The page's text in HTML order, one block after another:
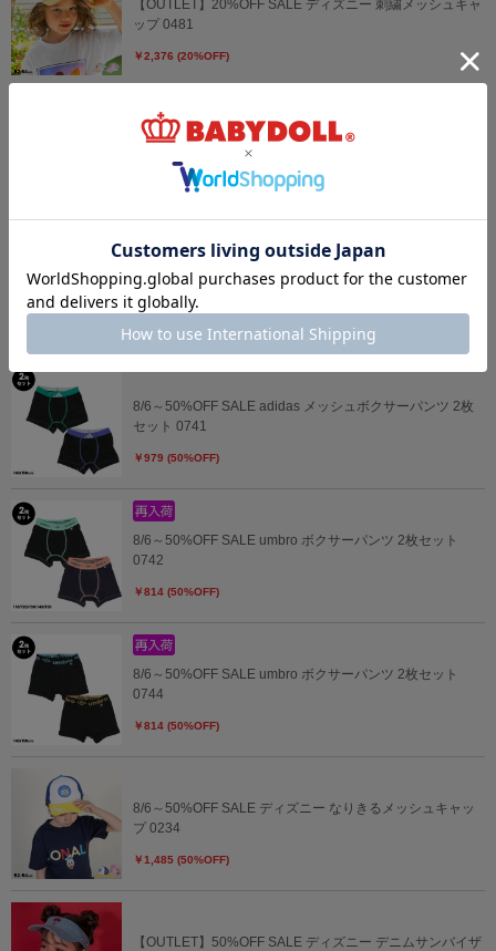
【OUTLET】20%OFF SALE ディズニー 刺繍メッシュキャ
ップ 0481
￥2,376 (20%OFF)
8/6～50%OFF SALE adidas ボクサーパンツ 2枚セット
￥979 (50%OFF)
8/6～50%OFF SALE adidas ボクサーパンツ 2枚セット
0740
8/6～50%OFF SALE adidas メッシュボクサーパンツ 2枚
セット 0741
￥979 (50%OFF)
8/6～50%OFF SALE umbro ボクサーパンツ 2枚セット
0742
￥814 (50%OFF)
8/6～50%OFF SALE umbro ボクサーパンツ 2枚セット
0744
￥814 (50%OFF)
8/6～50%OFF SALE ディズニー なりきるメッシュキャッ
プ 0234
￥1,485 (50%OFF)
【OUTLET】50%OFF SALE ディズニー デニムサンバイザ